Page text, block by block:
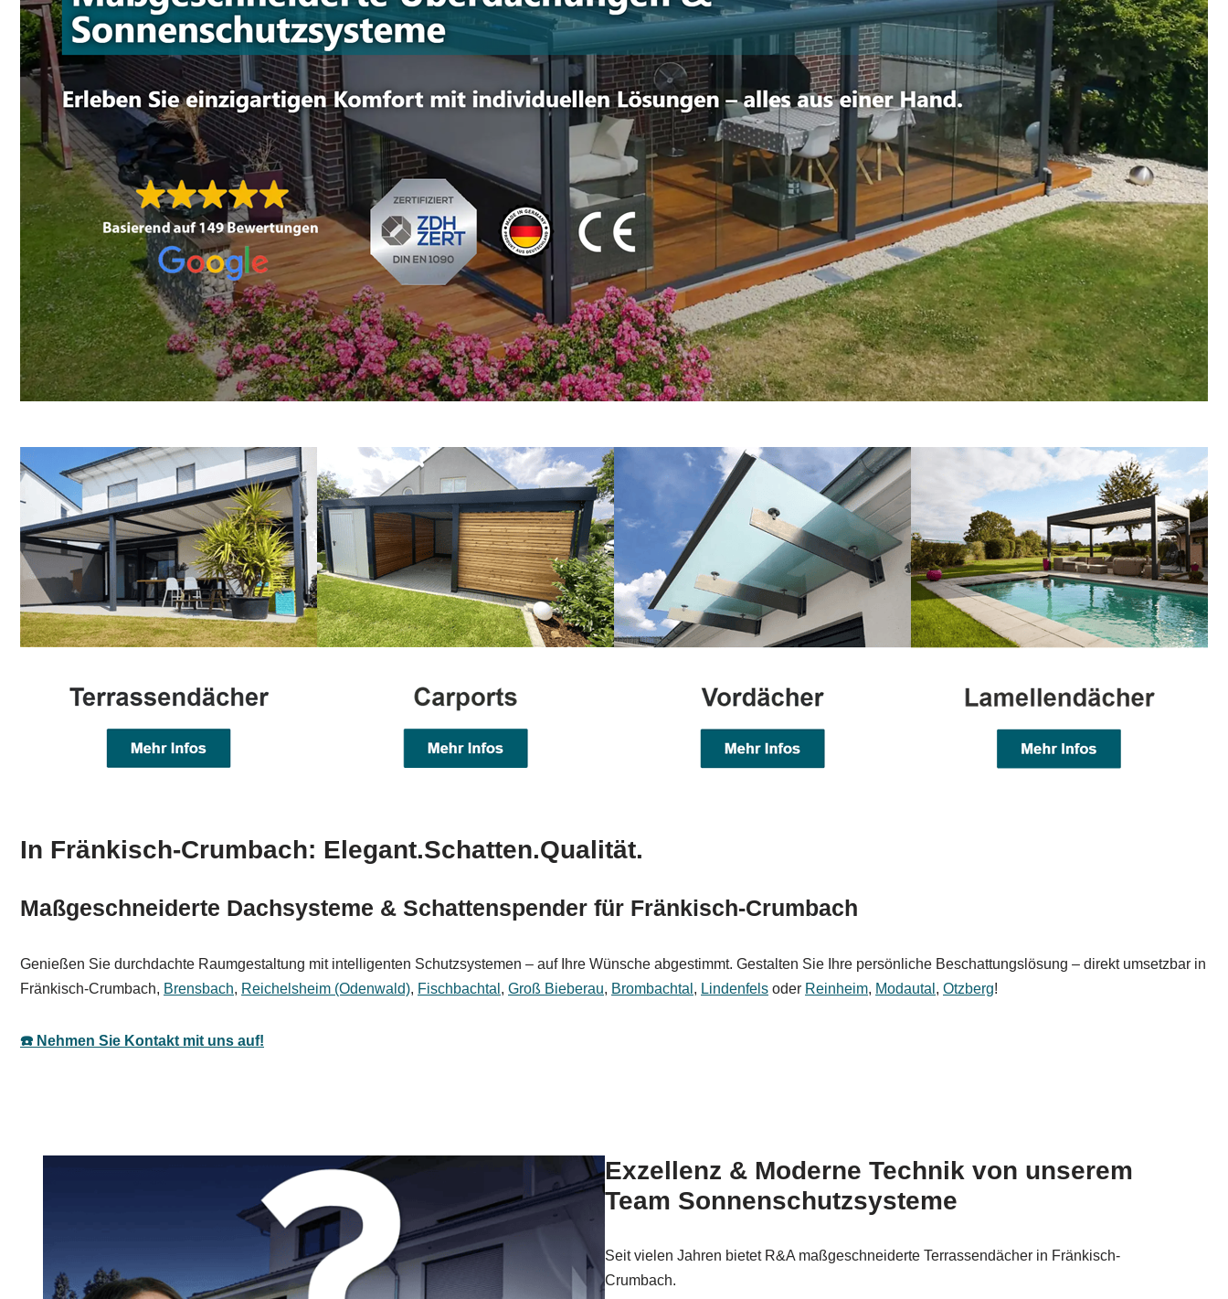
In Fränkisch-Crumbach: Elegant.Schatten.Qualität.
Maßgeschneiderte Dachsysteme & Schattenspender für Fränkisch-Crumbach
Genießen Sie durchdachte Raumgestaltung mit intelligenten Schutzsystemen – auf Ihre Wünsche abgestimmt. Gestalten Sie Ihre persönliche Beschattungslösung – direkt umsetzbar in
Fränkisch-Crumbach, Brensbach, Reichelsheim (Odenwald), Fischbachtal , Groß Bieberau, Brombachtal , Lindenfels oder Reinheim, Modautal , Otzberg!
☎️ Nehmen Sie Kontakt mit uns auf!
Exzellenz & Moderne Technik von unserem
Team Sonnenschutzsysteme
Seit vielen Jahren bietet R&A maßgeschneiderte Terrassendächer in Fränkisch-
Crumbach.